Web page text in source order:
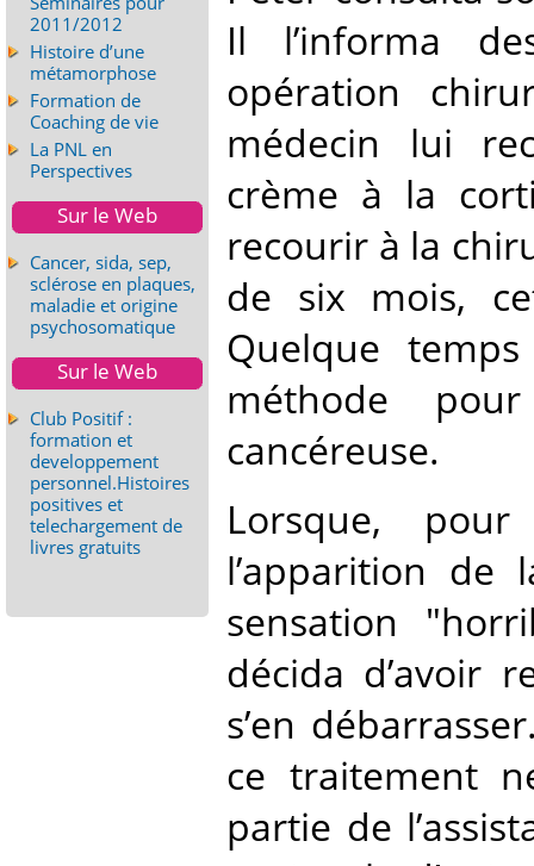
Il l’informa
opération
médecin lui
crème à la
recourir à la
de six mois,
Quelque
méthode
cancéreuse.
Lorsque,
l’apparition
sensation
décida d’avoir
s’en
ce traitement
partie de
2011/2012
Histoire d’une
métamorphose
Formation de
Coaching de vie
La PNL en
Perspectives
Sur le Web
Cancer, sida, sep,
sclérose en plaques,
maladie et origine
psychosomatique
Sur le Web
Club Positif :
formation et
developpement
personnel.Histoires
positives et
telechargement de
livres gratuits